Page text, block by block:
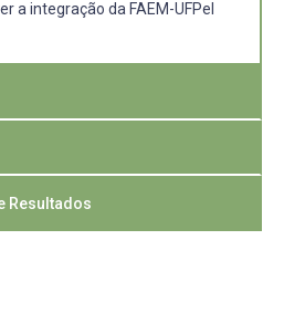
a integração da FAEM-UFPel
de excelência aos seus
um ambiente de
que promova o
FAEM serão realizadas na
Eliseu Maciel, que fica localizada
Resultados